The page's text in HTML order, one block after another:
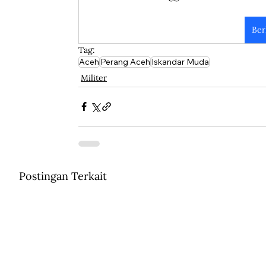
Tag:
AcehPerang AcehIskandar Muda
Militer
Postingan Terkait